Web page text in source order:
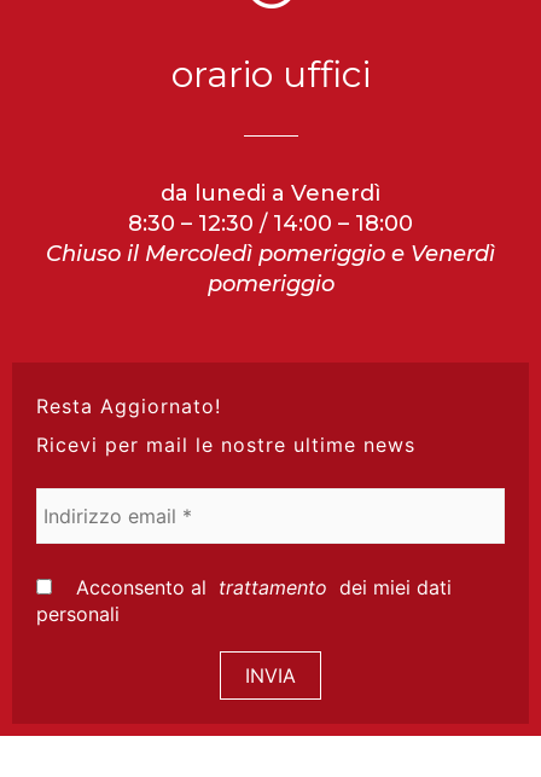
orario uffici
da lunedi a Venerdì
8:30 – 12:30 / 14:00 – 18:00
Chiuso il Mercoledì pomeriggio e Venerdì
pomeriggio
Resta Aggiornato!
Ricevi per mail le nostre ultime news
email
Acconsento al trattamento dei miei dati
personali